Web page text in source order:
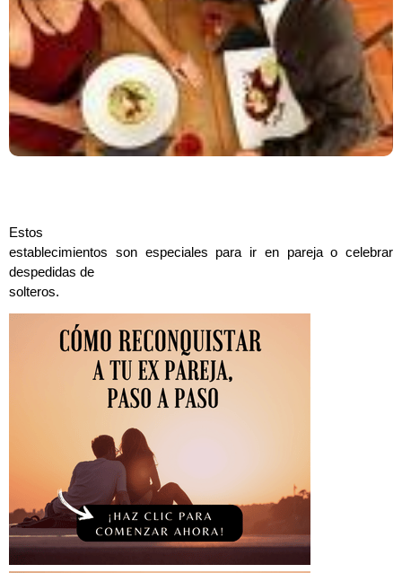
Estos
establecimientos son especiales para ir en pareja o celebrar
despedidas de
solteros.